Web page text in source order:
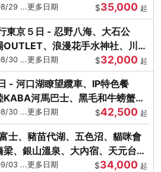
29 ...更多日期 $35,000 起
東京５日 - 忍野八海、大石公
、浪漫花手水神社、川越
30 ...更多日期 $32,000 起
- 河口湖瞭望纜車、IP特色餐
河馬巴士、黑毛和牛螃蟹美
30 ...更多日期 $42,500 起
士、豬苗代湖、五色沼、貓咪會
、銀山溫泉、大內宿、天元台高
03 ...更多日期 $34,000 起